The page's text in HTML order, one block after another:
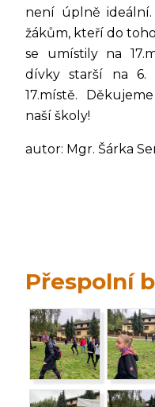
není úplně
žákům, kteří do
se umístily na
dívky starší na 6.
17.místě.
naší školy!
autor: Mgr. Šárka
Přespolní